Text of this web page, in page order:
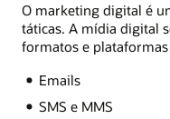
O marketing digital é
táticas. A mídia digital
formatos e
Emails
SMS e MMS